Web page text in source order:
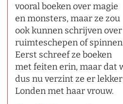
vooral boeken over magie
en monsters, maar ze zou
ook kunnen schrijven over
ruimteschepen of
Eerst schreef ze boeken
met feiten erin, maar dat
dus nu verzint ze er
Londen met haar vrouw.